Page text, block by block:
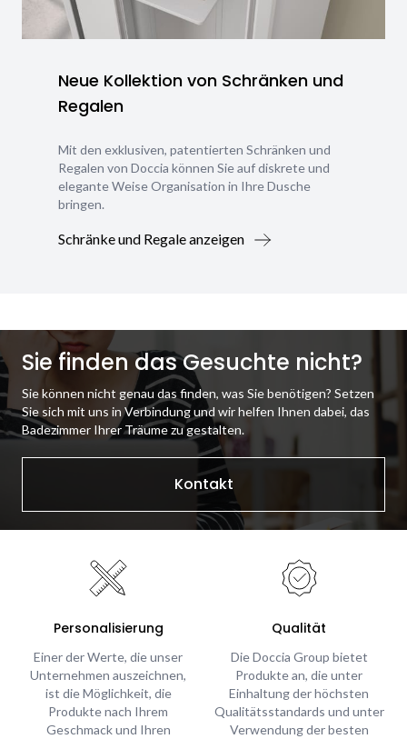
Neue Kollektion von Schränken und
Regalen
Mit den exklusiven, patentierten Schränken und
Regalen von Doccia können Sie auf diskrete und
elegante Weise Organisation in Ihre Dusche
bringen.
Schränke und Regale anzeigen
Sie finden das Gesuchte nicht?
Sie können nicht genau das finden, was Sie benötigen? Setzen
Sie sich mit uns in Verbindung und wir helfen Ihnen dabei, das
Badezimmer Ihrer Träume zu gestalten.
Kontakt
Personalisierung
Einer der Werte, die unser
Unternehmen auszeichnen,
ist die Möglichkeit, die
Produkte nach Ihrem
Geschmack und Ihren
Qualität
Die Doccia Group bietet
Produkte an, die unter
Einhaltung der höchsten
Qualitätsstandards und unter
Verwendung der besten